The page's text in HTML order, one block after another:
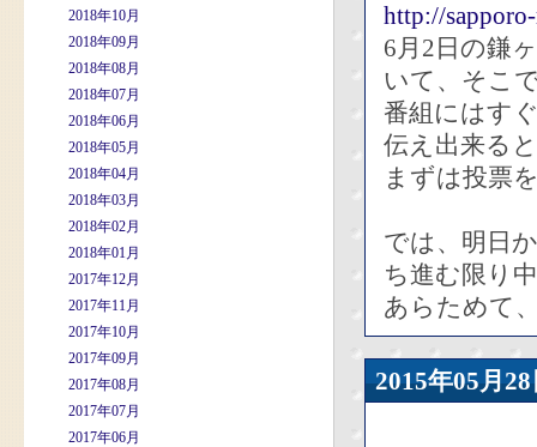
2018年10月
2018年09月
2018年08月
2018年07月
2018年06月
2018年05月
2018年04月
2018年03月
2018年02月
2018年01月
2017年12月
2017年11月
2017年10月
2017年09月
2017年08月
2017年07月
2017年06月
http://
6月2日の鎌
いて、そこ
番組にはす
伝え出来る
まずは投票
では、明日
ち進む限り
あらためて
2015年05